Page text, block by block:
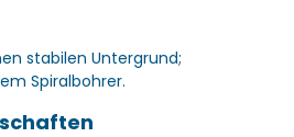
stabilen Untergrund;
Spiralbohrer.